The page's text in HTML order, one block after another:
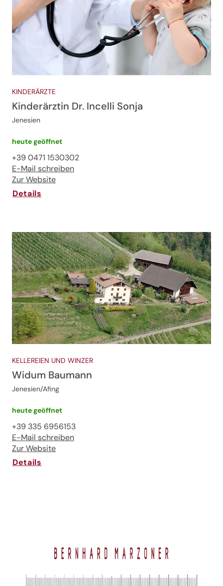
KINDERÄRZTE
Kinderärztin Dr. Incelli Sonja
Jenesien
heute geöffnet
+39 0471 1530302
E-Mail schreiben
Zur Website
Details
KELLEREIEN UND WINZER
Widum Baumann
Jenesien/Afing
heute geöffnet
+39 335 6956153
E-Mail schreiben
Zur Website
Details